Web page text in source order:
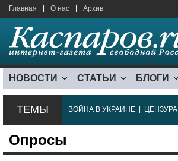
Главная О нас Архив
НОВОСТИ СТАТЬИ БЛОГИ
ТЕМЫ ВОЙНА В УКРАИНЕ ЦЕНЗУРА
Опросы